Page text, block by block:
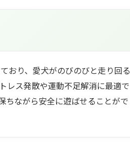
おり、愛犬がのびのびと走り回る
レス発散や運動不足解消に最適で
ちながら安全に遊ばせることがで